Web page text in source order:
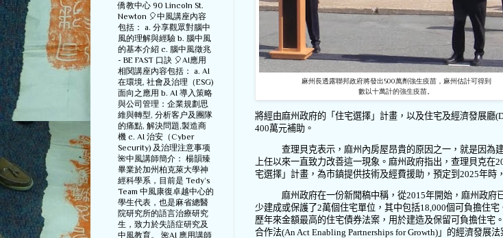
麻州長透露聯邦政府將發出500萬劑強生疫苗，麻州估計可得到
數以十萬計的強生疫苗。
將經由麻州政府的「住宅選擇」計畫，以及住宅及經濟發展廳
400萬元補助。
查理貝克表示，麻州內房屋昂貴的原因之一，就是因為
上任以來一直致力改善這一現象。麻州政府指出，查理貝克在
宅選擇」計畫，為市鎮提供技術及經費援助，預定到 2025年時
麻州政府在一份新聞稿中稱，從2015年開始，麻州政府
少建成或保護了2萬個住宅單位，其中包括18,000個可負擔住宅
歷年來金額最高的住宅債券法案，用於建造及保留可負擔住宅
合作法(An Act Enabling Partnerships for Growth) 」的經濟發展
僑教中心 90 Lincoln St.
Newton 🎈中風講座內容
包括： a. 分享觀眾對腦中
風的理解與經驗 b. 腦中風
的基本介紹 c. 腦中風徵兆
- BE FAST 口訣 🎈AI應用
相関講座內容包括： a. AI
在環境, 社會及治理（ESG)
面向之應用 b. AI 導入策略
與公司管理：企業規劃思
維與轉型, 分析客户及團隊
的痛點, 解決問題,製造商
機 c. AI 治安（Cyber
Security) 及治理注意事项
🌺中風講師簡介： 楊韻臻
畢業於加州柏克萊大學神
經科學系，目前是 Tedy‘s
Team 中風康復卓越中心的
學生代表，也是麻省總醫
院研究所的語言治療研究
生，致力於失語症研究及
中風教育。 🌺AI 應用講師